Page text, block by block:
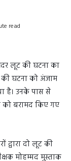
read
लूट की घटना का
घटना को अंजाम
है। उनके पास से
को बरामद किए गए
दो लूट की
मोहम्मद मुस्ताक